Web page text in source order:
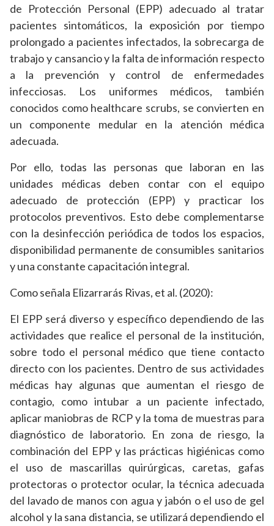
de Protección Personal (EPP) adecuado al tratar
pacientes sintomáticos, la exposición por tiempo
prolongado a pacientes infectados, la sobrecarga de
trabajo y cansancio y la falta de información respecto
a la prevención y control de enfermedades
infecciosas. Los uniformes médicos, también
conocidos como healthcare scrubs, se convierten en
un componente medular en la atención médica
adecuada.
Por ello, todas las personas que laboran en las
unidades médicas deben contar con el equipo
adecuado de protección (EPP) y practicar los
protocolos preventivos. Esto debe complementarse
con la desinfección periódica de todos los espacios,
disponibilidad permanente de consumibles sanitarios
y una constante capacitación integral.
Como señala Elizarrarás Rivas, et al. (2020):
El EPP será diverso y específico dependiendo de las
actividades que realice el personal de la institución,
sobre todo el personal médico que tiene contacto
directo con los pacientes. Dentro de sus actividades
médicas hay algunas que aumentan el riesgo de
contagio, como intubar a un paciente infectado,
aplicar maniobras de RCP y la toma de muestras para
diagnóstico de laboratorio. En zona de riesgo, la
combinación del EPP y las prácticas higiénicas como
el uso de mascarillas quirúrgicas, caretas, gafas
protectoras o protector ocular, la técnica adecuada
del lavado de manos con agua y jabón o el uso de gel
alcohol y la sana distancia, se utilizará dependiendo el